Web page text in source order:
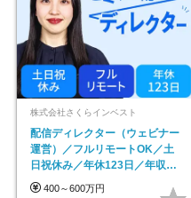
株式会社さくらインベスト
配信ディレクター（ウェビナー
運営）／フルリモートOK／土
日祝休み／年休123日／年収
600万円可
400～600万円